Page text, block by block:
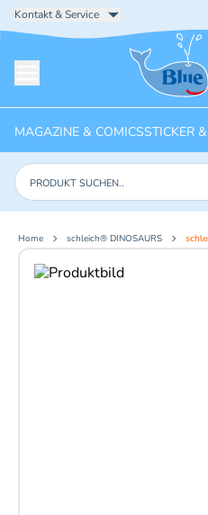
Kontakt & Service
Startseite
MAGAZINE & COMICSSTICKER
Produkte suchen
Home schleich® DINOSAURS
Aktuelles Bild: 1 von 2